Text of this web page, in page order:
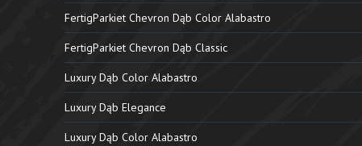
FertigParkiet Chevron Dąb Color Alabastro
FertigParkiet Chevron Dąb Classic
Luxury Dąb Color Alabastro
Luxury Dąb Elegance
Luxury Dąb Color Alabastro